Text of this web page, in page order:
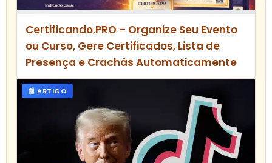
Certificando.PRO – Organize Seu Evento
ou Curso, Gere Certificados, Lista de
Presença e Crachás Automaticamente
📰 ARTIGO